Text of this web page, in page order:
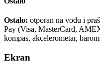
Ostalo: otporan na vodu i
Pay (Visa, MasterCard,
kompas, akcelerometar,
Ekran